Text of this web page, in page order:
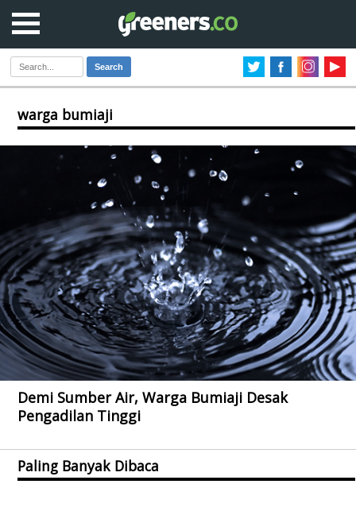
Search
warga bumiaji
Demi Sumber Air, Warga Bumiaji Desak
Pengadilan Tinggi
Paling Banyak Dibaca